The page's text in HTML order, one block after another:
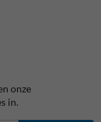
onze
in.